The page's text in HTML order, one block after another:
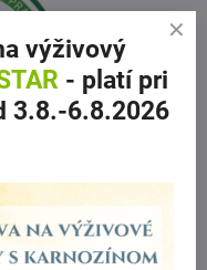
výrobná prax
výživový
- platí pri
3.8.-6.8.2026